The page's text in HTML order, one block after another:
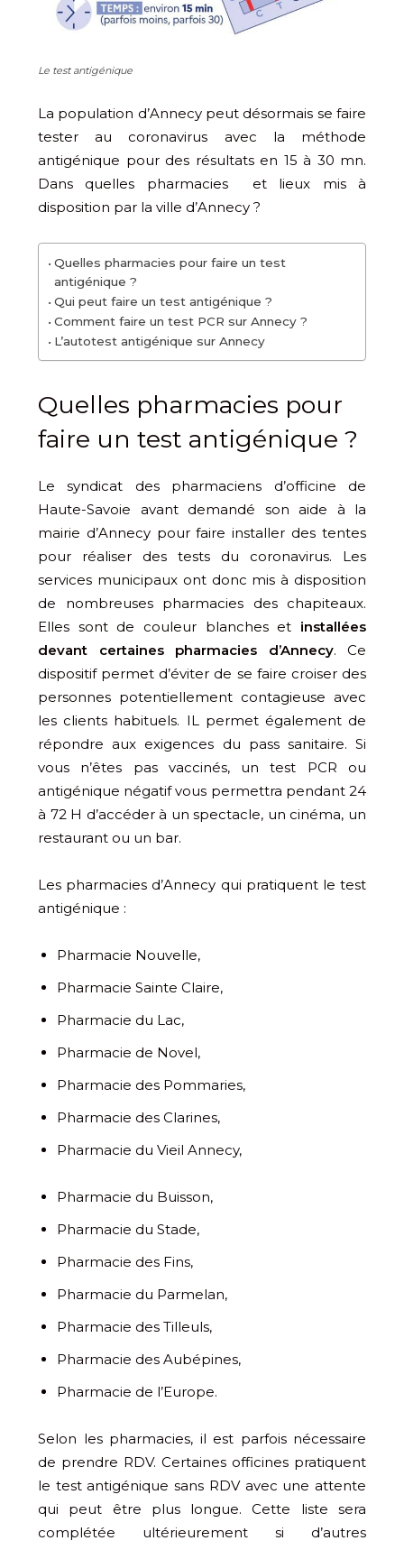
Le test antigénique
La population d’Annecy peut désormais se faire
tester au coronavirus avec la méthode
antigénique pour des résultats en 15 à 30 mn.
Dans quelles pharmacies et lieux mis à
disposition par la ville d’Annecy ?
Quelles pharmacies pour faire un test
antigénique ?
Qui peut faire un test antigénique ?
Comment faire un test PCR sur Annecy ?
L’autotest antigénique sur Annecy
Quelles pharmacies pour
faire un test antigénique ?
Le syndicat des pharmaciens d’officine de
Haute-Savoie avant demandé son aide à la
mairie d’Annecy pour faire installer des tentes
pour réaliser des tests du coronavirus. Les
services municipaux ont donc mis à disposition
de nombreuses pharmacies des chapiteaux.
Elles sont de couleur blanches et installées
devant certaines pharmacies d’Annecy. Ce
dispositif permet d’éviter de se faire croiser des
personnes potentiellement contagieuse avec
les clients habituels. IL permet également de
répondre aux exigences du pass sanitaire. Si
vous n’êtes pas vaccinés, un test PCR ou
antigénique négatif vous permettra pendant 24
à 72 H d’accéder à un spectacle, un cinéma, un
restaurant ou un bar.
Les pharmacies d’Annecy qui pratiquent le test
antigénique :
Pharmacie Nouvelle,
Pharmacie Sainte Claire,
Pharmacie du Lac,
Pharmacie de Novel,
Pharmacie des Pommaries,
Pharmacie des Clarines,
Pharmacie du Vieil Annecy,
Pharmacie du Buisson,
Pharmacie du Stade,
Pharmacie des Fins,
Pharmacie du Parmelan,
Pharmacie des Tilleuls,
Pharmacie des Aubépines,
Pharmacie de l’Europe.
Selon les pharmacies, il est parfois nécessaire
de prendre RDV. Certaines officines pratiquent
le test antigénique sans RDV avec une attente
qui peut être plus longue. Cette liste sera
complétée ultérieurement si d’autres